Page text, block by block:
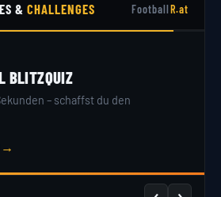
&CHALLENGES FootballR.at
2026
Runden – du bist GM. Hol dir dein